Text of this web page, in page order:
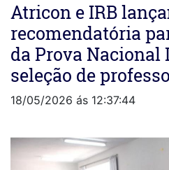
Atricon e IRB
recomendatória
da Prova Nacional
seleção de
18/05/2026 ás 12:37:44